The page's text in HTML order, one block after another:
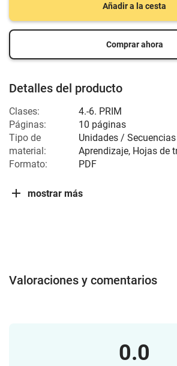
Añadir a la cesta
Comprar ahora
Detalles del producto
Clases:
4.-6. PRIM
Páginas:
10 páginas
Tipo de
material:
Unidades /
Aprendizaje, Hojas de
Formato:
PDF
mostrar más
Valoraciones y comentarios
0.0